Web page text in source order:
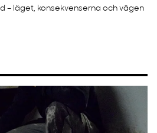
– läget, konsekvenserna och vägen